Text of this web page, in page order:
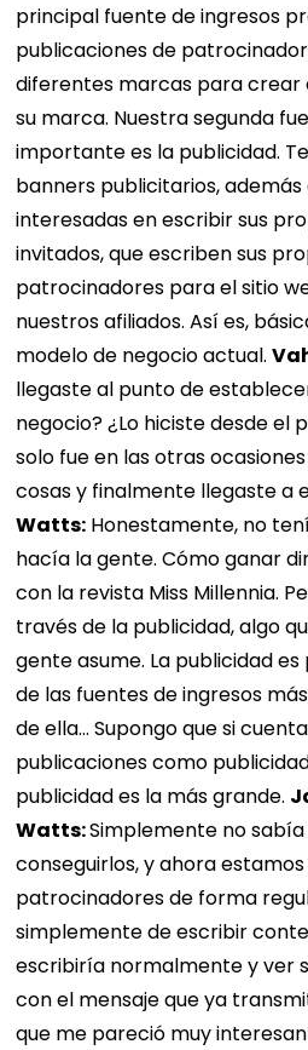
principal fuente de ingresos
publicaciones de
diferentes marcas para crear
su marca. Nuestra segunda
importante es la publicidad.
banners publicitarios,
interesadas en escribir sus
invitados, que escriben sus
patrocinadores para el sitio
nuestros afiliados. Así es,
modelo de negocio actual.
llegaste al punto de
negocio? ¿Lo hiciste desde el
solo fue en las otras
cosas y finalmente llegaste a
Watts: Honestamente, no
hacía la gente. Cómo ganar
con la revista Miss Millennia.
través de la publicidad, algo
gente asume. La publicidad
de las fuentes de ingresos
de ella... Supongo que si
publicaciones como
publicidad es la más grande.
Watts:Simplemente no
conseguirlos, y ahora
patrocinadores de forma
simplemente de escribir
escribiría normalmente y ver
con el mensaje que ya
que me pareció muy